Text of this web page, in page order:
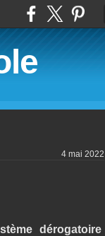
4 mai 2022
dérogatoire